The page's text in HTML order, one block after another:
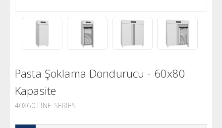
Pasta Şoklama Dondurucu - 60x80
Kapasite
40X60 LINE SERIES